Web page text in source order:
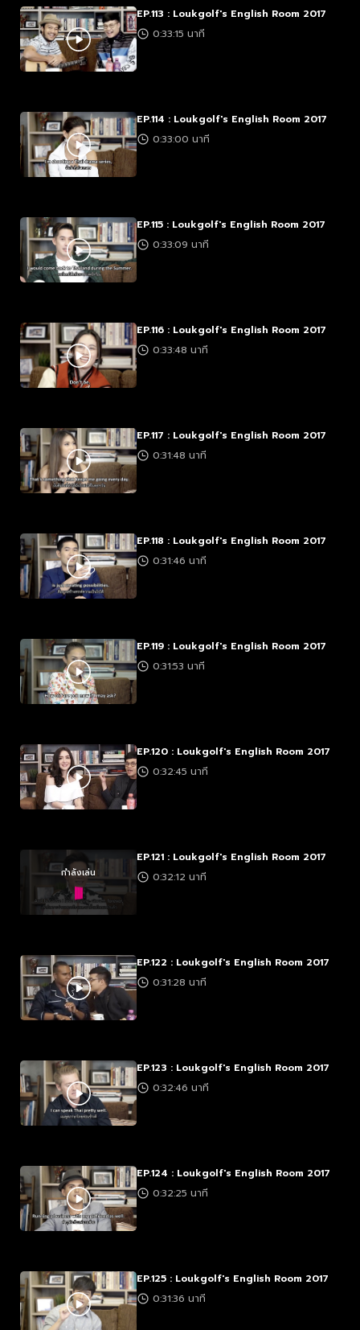
EP.113 : Loukgolf's English Room 2017
0:33:15 นาที
EP.114 : Loukgolf's English Room 2017
0:33:00 นาที
EP.115 : Loukgolf's English Room 2017
0:33:09 นาที
EP.116 : Loukgolf's English Room 2017
0:33:48 นาที
EP.117 : Loukgolf's English Room 2017
0:31:48 นาที
EP.118 : Loukgolf's English Room 2017
0:31:46 นาที
EP.119 : Loukgolf's English Room 2017
0:31:53 นาที
EP.120 : Loukgolf's English Room 2017
0:32:45 นาที
กำลังเล่น
EP.121 : Loukgolf's English Room 2017
0:32:12 นาที
EP.122 : Loukgolf's English Room 2017
0:31:28 นาที
EP.123 : Loukgolf's English Room 2017
0:32:46 นาที
EP.124 : Loukgolf's English Room 2017
0:32:25 นาที
EP.125 : Loukgolf's English Room 2017
0:31:36 นาที